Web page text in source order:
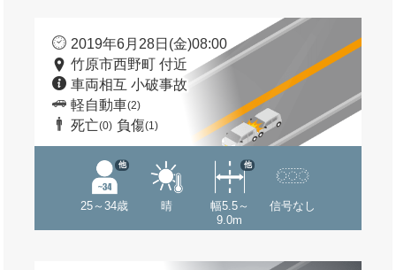
2019年6月28日(金)08:00
竹原市西野町 付近
車両相互 小破事故
軽自動車(2)
死亡(0) 負傷(1)
25～34歳
他
晴
幅5.5～
9.0m
他
信号なし